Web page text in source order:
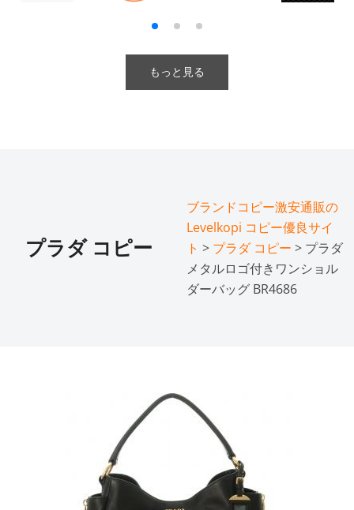
もっと見る
プラダ コピー
ブランドコピー激安通販の
Levelkopi コピー優良サイ
ト > プラダ コピー > プラダ
メタルロゴ付きワンショル
ダーバッグ BR4686